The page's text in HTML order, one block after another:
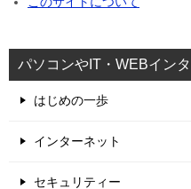
パソコンやIT・WEBイン
はじめの一歩
インターネット
セキュリティー